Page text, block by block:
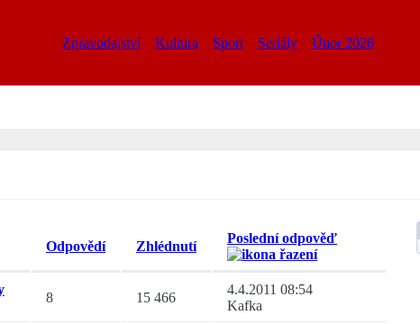
Zpravodajství Kultura Sport Seriály Únor 2026
Odpovědí Zhlédnutí
Poslední odpověď
8 15 466
4.4.2011 08:54
Kafka